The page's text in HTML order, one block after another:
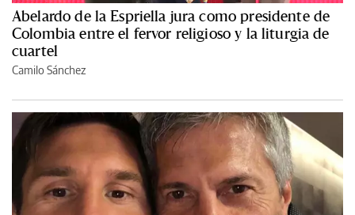
Abelardo de la Espriella jura como presidente de
Colombia entre el fervor religioso y la liturgia de
cuartel
Camilo Sánchez